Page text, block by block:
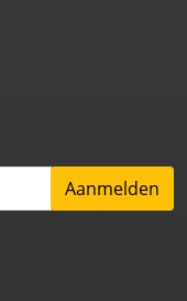
Aanmelden